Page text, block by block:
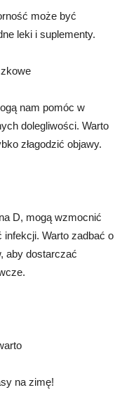
może być
leki i suplementy.
nam pomóc w
dolegliwości. Warto
złagodzić objawy.
D, mogą wzmocnić
Warto zadbać o
aby dostarczać
na zimę!